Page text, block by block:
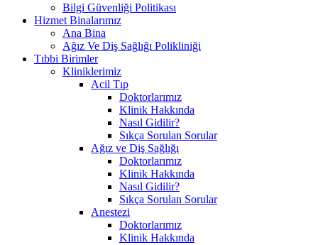
Bilgi Güvenliği Politikası
Hizmet Binalarımız
Ana Bina
Ağız Ve Diş Sağlığı Polikliniği
Tıbbi Birimler
Kliniklerimiz
Acil Tıp
Doktorlarımız
Klinik Hakkında
Nasıl Gidilir?
Sıkça Sorulan Sorular
Ağız ve Diş Sağlığı
Doktorlarımız
Klinik Hakkında
Nasıl Gidilir?
Sıkça Sorulan Sorular
Anestezi
Doktorlarımız
Klinik Hakkında